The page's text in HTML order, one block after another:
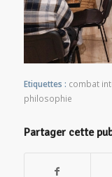
Etiquettes : combat
philosophie
Partager cette